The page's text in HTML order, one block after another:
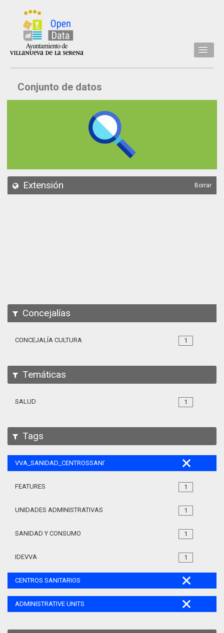
Inicio
Datos
API
Conjunto de datos
Extensión Borrar
Concejalías
1
CONCEJALÍA CULTURA
Temáticas
1
SALUD
Tags
VVA_SANIDAD_CENTROSSANITARIOS_105
1
FEATURES
1
UNIDADES ADMINISTRATIVAS
1
SANIDAD Y CONSUMO
1
IDEVVA
CENTROS SANITARIOS
ADMINISTRATIVE UNITS